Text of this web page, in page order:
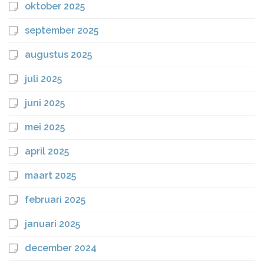
oktober 2025
september 2025
augustus 2025
juli 2025
juni 2025
mei 2025
april 2025
maart 2025
februari 2025
januari 2025
december 2024